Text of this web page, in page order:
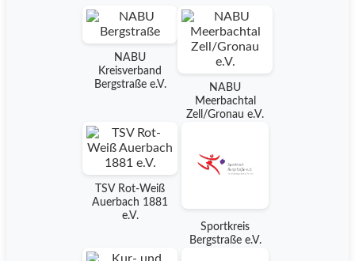
NABU
Kreisverband
Bergstraße e.V.
NABU
Meerbachtal
Zell/Gronau e.V.
TSV Rot-Weiß
Auerbach 1881
e.V.
Sportkreis
Bergstraße e.V.